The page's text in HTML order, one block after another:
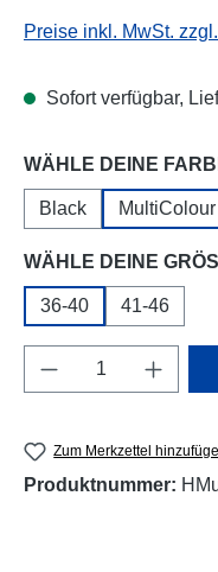
Preise inkl. MwSt.
Sofort verfügbar,
WÄHLE DEINE
Black MultiColour
WÄHLE DEINE
36-40 41-46
Produkt
Zum Merkzettel
Produktnummer: